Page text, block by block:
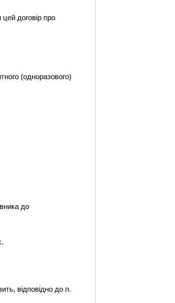
договір про
(одноразового)
до
відповідно до п.